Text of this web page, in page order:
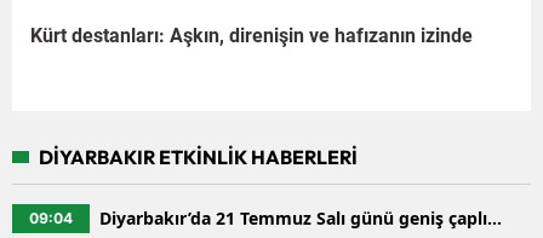
Kürt destanları: Aşkın, direnişin ve hafızanın izinde
DİYARBAKIR ETKİNLİK HABERLERİ
09:04
Diyarbakır’da 21 Temmuz Salı günü geniş çaplı